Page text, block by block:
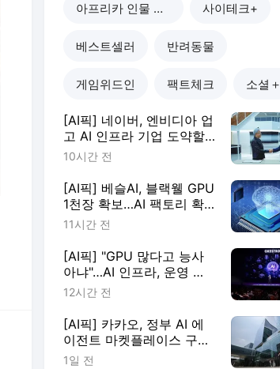
아프리카 인물 열전 사이테크+
베스트셀러 반려동물
게임위드인 팩트체크 소셜＋
[AI픽] 네이버, 엔비디아 업
고 AI 인프라 기업 도약할
까
10시간 전
[AI픽] 베슬AI, 블랙웰 GPU
1천장 확보…AI 팩토리 확
장
11시간 전
[AI픽] "GPU 많다고 능사
아냐"…AI 인프라, 운영 효
율이 판가름
12시간 전
[AI픽] 카카오, 정부 AI 에
이전트 마켓플레이스 구축
한다
1일 전